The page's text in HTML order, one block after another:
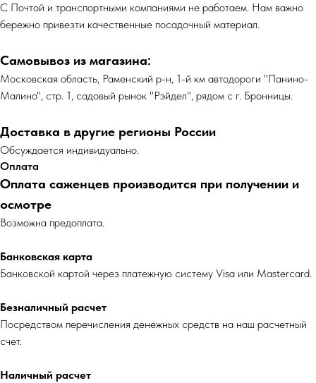
С Почтой и транспортными компаниями не работаем. Нам важно
бережно привезти качественные посадочный материал.
Самовывоз из магазина:
Московская область, Раменский р-н, 1-й км автодороги "Панино-
Малино", стр. 1, садовый рынок "Рэйдел", рядом с г. Бронницы.
Доставка в другие регионы России
Обсуждается индивидуально.
Оплата
Оплата саженцев производится при получении и
осмотре
Возможна предоплата.
Банковская карта
Банковской картой через платежную систему Visa или Mastercard.
Безналичный расчет
Посредством перечисления денежных средств на наш расчетный
счет.
Наличный расчет